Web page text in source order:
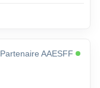
Partenaire AAESFF